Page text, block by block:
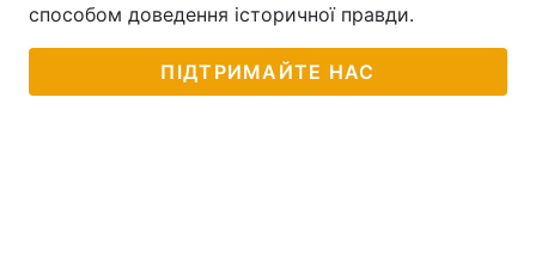
Тема оформлення
способом доведення історичної правди.
ПІДТРИМАЙТЕ НАС